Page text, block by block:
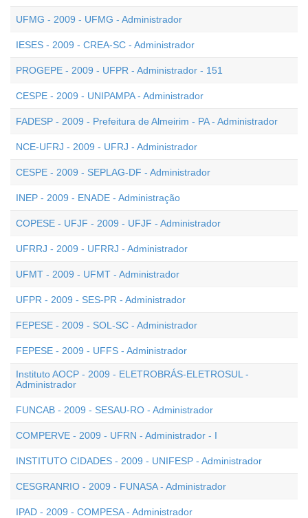
UFMG - 2009 - UFMG - Administrador
IESES - 2009 - CREA-SC - Administrador
PROGEPE - 2009 - UFPR - Administrador - 151
CESPE - 2009 - UNIPAMPA - Administrador
FADESP - 2009 - Prefeitura de Almeirim - PA - Administrador
NCE-UFRJ - 2009 - UFRJ - Administrador
CESPE - 2009 - SEPLAG-DF - Administrador
INEP - 2009 - ENADE - Administração
COPESE - UFJF - 2009 - UFJF - Administrador
UFRRJ - 2009 - UFRRJ - Administrador
UFMT - 2009 - UFMT - Administrador
UFPR - 2009 - SES-PR - Administrador
FEPESE - 2009 - SOL-SC - Administrador
FEPESE - 2009 - UFFS - Administrador
Instituto AOCP - 2009 - ELETROBRÁS-ELETROSUL -
Administrador
FUNCAB - 2009 - SESAU-RO - Administrador
COMPERVE - 2009 - UFRN - Administrador - I
INSTITUTO CIDADES - 2009 - UNIFESP - Administrador
CESGRANRIO - 2009 - FUNASA - Administrador
IPAD - 2009 - COMPESA - Administrador